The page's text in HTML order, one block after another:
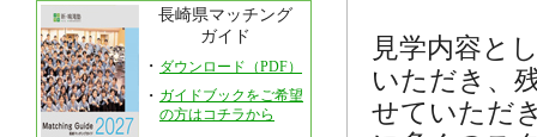
長崎県マッチング
ガイド
・ ダウンロード（PDF）
・ ガイドブックをご希望
の方はコチラから
見学内容と
いただき、
せていただ